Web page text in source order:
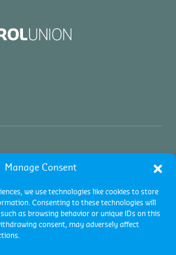
Manage Consent
we use technologies like cookies to store
Consenting to these technologies will
as browsing behavior or unique IDs on this
consent, may adversely affect
de Commodities